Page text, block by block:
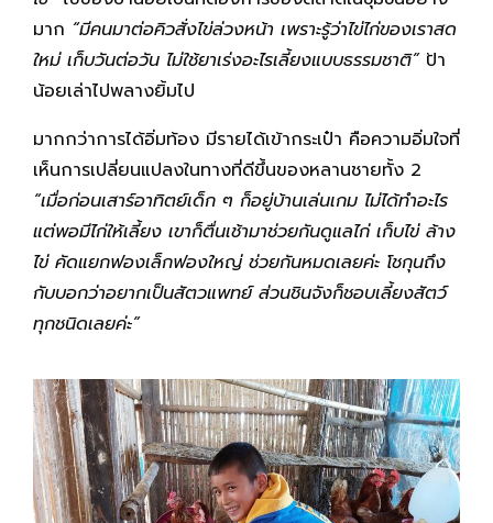
มาก “มีคนมาต่อคิวสั่งไข่ล่วงหน้า เพราะรู้ว่าไข่ไก่ของเราสด
ใหม่ เก็บวันต่อวัน ไม่ใช้ยาเร่งอะไรเลี้ยงแบบธรรมชาติ”ป้า
น้อยเล่าไปพลางยิ้มไป
มากกว่าการได้อิ่มท้อง มีรายได้เข้ากระเป๋า คือความอิ่มใจที่
เห็นการเปลี่ยนแปลงในทางที่ดีขึ้นของหลานชายทั้ง 2
“เมื่อก่อนเสาร์อาทิตย์เด็ก ๆ ก็อยู่บ้านเล่นเกม ไม่ได้ทำอะไร
แต่พอมีไก่ให้เลี้ยง เขาก็ตื่นเช้ามาช่วยกันดูแลไก่ เก็บไข่ ล้าง
ไข่ คัดแยกฟองเล็กฟองใหญ่ ช่วยกันหมดเลยค่ะ โชกุนถึง
กับบอกว่าอยากเป็นสัตวแพทย์ ส่วนชินจังก็ชอบเลี้ยงสัตว์
ทุกชนิดเลยค่ะ”